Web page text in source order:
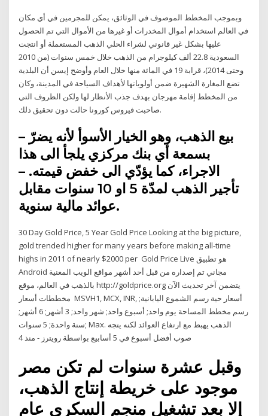
وبموجب المخطط الموصوف في الوثائق، يمكن للمجرمين في أي مكان
في العالم استخدام أموال المخدرات أو غيرها من الأموال التي تم الحصول
عليها بشكل غير قانوني لشراء الحلي الذهب المستعملة أو انتجت
السعودية 22.8 ألف كيلوجرام من الذهب خلال خمس سنوات (من 2010
وحتى 2014)، قرابة 19 في المائة منها خلال العام وأوضح إيسن أن البلدية
تضع المغارة الشهيرة ضمن أولوياتها لأهداف السياحة في المدينة، وكان
من المخطط إقامة مهرجان بهدف جذب الأنظار لها ولكن الظروف التي
صاحبت فيروس كورونا حالت دون تحقيق ذلك.
– بيع الذهب، وهو الخيار الأسوأ لأنه يضرّ
بسمعة أي بنك مركزي يلجأ الى هذا
الاجراء، كما يؤدّي الى خفض قيمته. –
تأجير الذهب لمدّة 5 او 10 سنوات مقابل
عوائد مالية سنوية.
30 Day Gold Price, 5 Year Gold Price Looking at the big picture,
gold trended higher for many years before making all-time
highs in 2011 of nearly $2000 per Gold Price Live هو تطبيق
Android مجاني تم إصداره من قبل أحد أشهر مواقع الويب المعنية
بالذهب في العالم، موقع http://goldprice.org يتضمن آخر تحديث الآن
مخططات أسعار MSVH1, MCX, INR, أسعار حية رسم الشموع اليابانية;
رسم مخطط المساحة يوم واحد; أسبوع واحد; شهر واحد; 3 أشهر; 6 أشهر;
سنة واحدة; 5 سنوات; Max. الذهب يهبط مع ارتفاع العوائد لكنه يتجه
صوب أفضل أسبوع في 5 أسابيع بواسطة رويترز - منذ 4
وقبل عشرة سنوات لم تكن مصر
موجود على خريطة إنتاج الذهب،
إلا بعد تشغيل منجم السكري عام